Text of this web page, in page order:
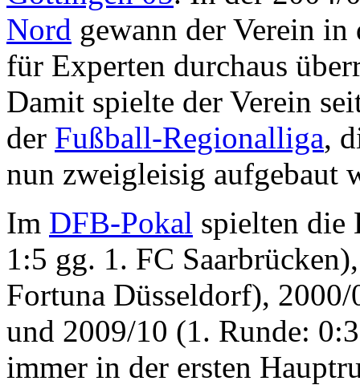
Nord gewann der Verein
für Experten durchaus
Damit spielte der Verein
der Fußball-Regionalliga,
nun zweigleisig aufgebaut
Im DFB-Pokal spielten die
1:5 gg. 1. FC
Fortuna Düsseldorf),
und 2009/10 (1. Runde:
immer in der ersten